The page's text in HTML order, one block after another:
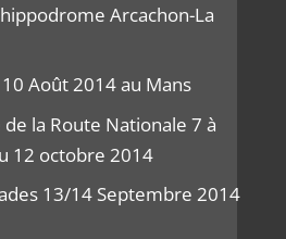
Arcachon-La
Août 2014 au Mans
la Route Nationale 7 à
12 octobre 2014
13/14 Septembre 2014